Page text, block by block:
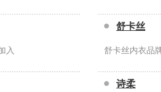
入
舒卡丝
舒卡丝内衣品
诗柔